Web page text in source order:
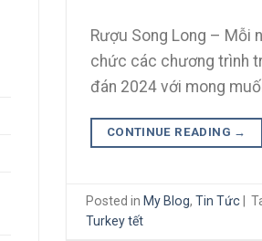
Rượu Song Long – Mỗi
chức các chương trình
đán 2024 với mong
CONTINUE READING →
Posted in My Blog, Tin Tức|
Turkey tết